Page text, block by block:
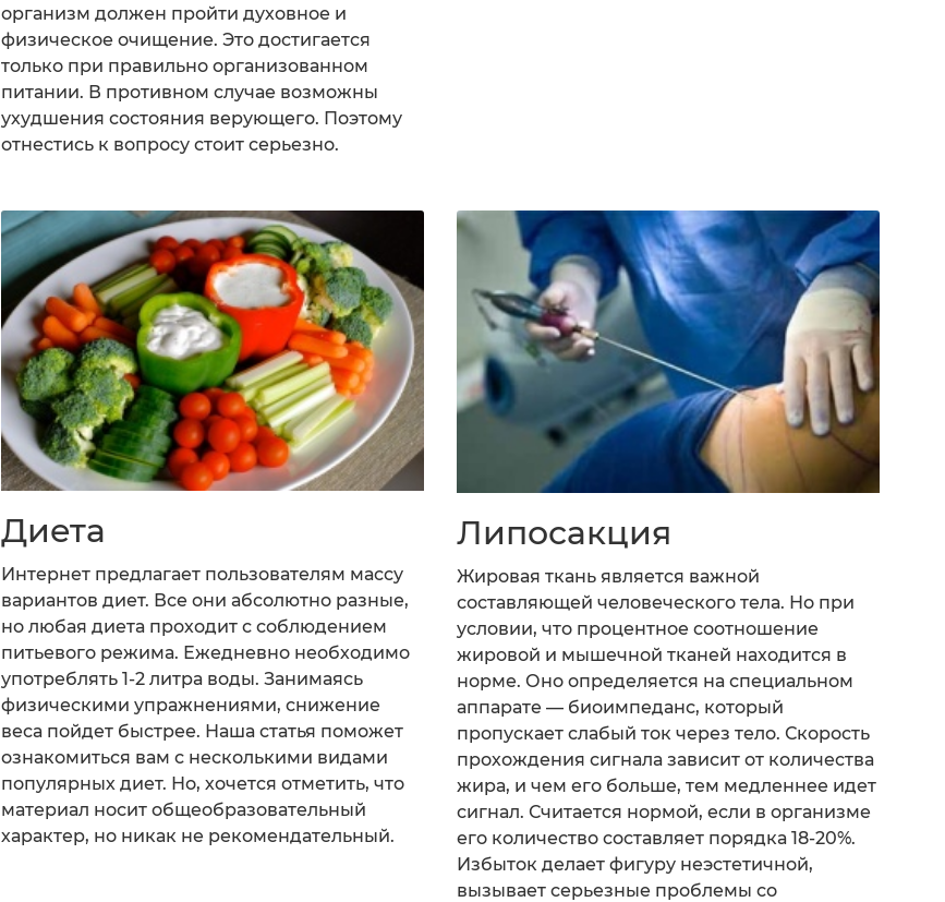
организм должен пройти духовное и
физическое очищение. Это достигается
только при правильно организованном
питании. В противном случае возможны
ухудшения состояния верующего. Поэтому
отнестись к вопросу стоит серьезно.
Диета
Интернет предлагает пользователям массу
вариантов диет. Все они абсолютно разные,
но любая диета проходит с соблюдением
питьевого режима. Ежедневно необходимо
употреблять 1-2 литра воды. Занимаясь
физическими упражнениями, снижение
веса пойдет быстрее. Наша статья поможет
ознакомиться вам с несколькими видами
популярных диет. Но, хочется отметить, что
материал носит общеобразовательный
характер, но никак не рекомендательный.
Липосакция
Жировая ткань является важной
составляющей человеческого тела. Но при
условии, что процентное соотношение
жировой и мышечной тканей находится в
норме. Оно определяется на специальном
аппарате — биоимпеданс, который
пропускает слабый ток через тело. Скорость
прохождения сигнала зависит от количества
жира, и чем его больше, тем медленнее идет
сигнал. Считается нормой, если в организме
его количество составляет порядка 18-20%.
Избыток делает фигуру неэстетичной,
вызывает серьезные проблемы со